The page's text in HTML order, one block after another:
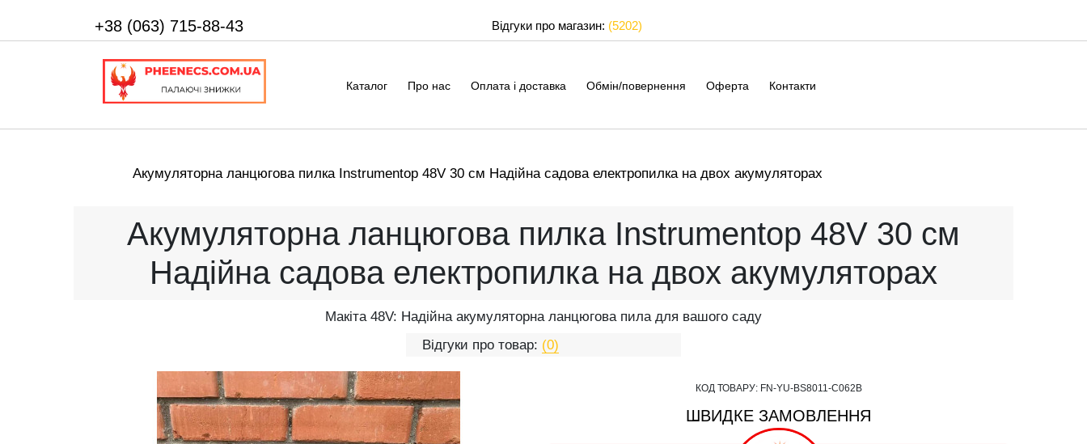
+38 (063) 715-88-43 Відгуки про магазин: (5202)
Каталог Про нас Оплата і доставка Обмін/повернення Оферта Контакти
Акумуляторна ланцюгова пилка Instrumentop 48V 30 см Надійна садова електропилка на двох акумуляторах
Акумуляторна ланцюгова пилка Instrumentop 48V 30 см
Надійна садова електропилка на двох акумуляторах
Макіта 48V: Надійна акумуляторна ланцюгова пила для вашого саду
Відгуки про товар: (0)
КОД ТОВАРУ: FN-YU-BS8011-C062B
ШВИДКЕ ЗАМОВЛЕННЯ